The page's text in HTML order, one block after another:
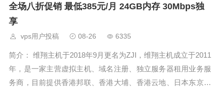
全场八折促销 最低385元/月 24GB内存 30Mbps独
享
vps用户投稿 08-26 6335
简介： 维翔主机于2018年9月更名为ZJI，维翔主机成立于2011
年，是一家主营虚拟主机、域名注册、独立服务器租用业务服
务商，目前提供香港邦联、香港大埔、香港云地、日本东京独